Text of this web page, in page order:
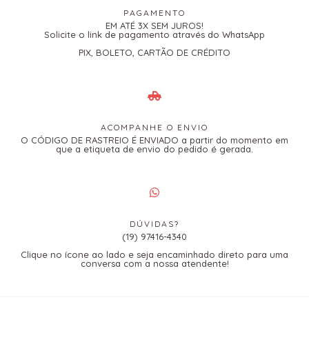
PAGAMENTO
EM ATÉ 3X SEM JUROS!
Solicite o link de pagamento através do WhatsApp
PIX, BOLETO, CARTÃO DE CRÉDITO
ACOMPANHE O ENVIO
O CÓDIGO DE RASTREIO É ENVIADO a partir do momento em
que a etiqueta de envio do pedido é gerada.
DÚVIDAS?
(19) 97416-4340
Clique no ícone ao lado e seja encaminhado direto para uma
conversa com a nossa atendente!